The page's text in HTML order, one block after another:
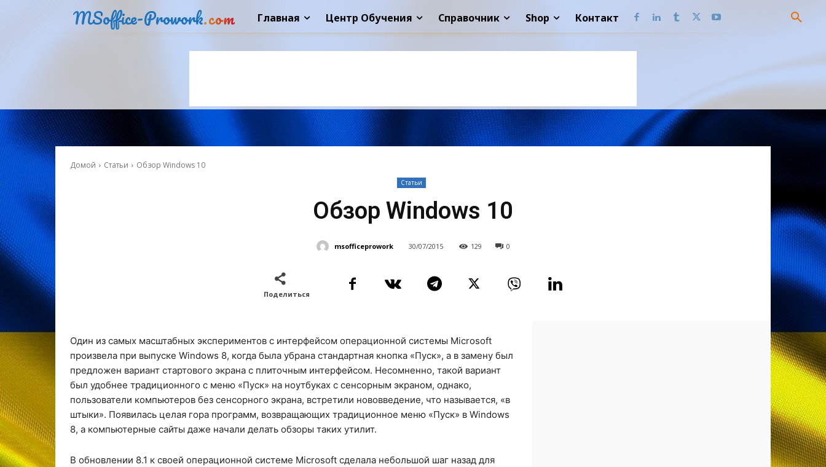
MSoffice-Prowork.com Главная Центр Обучения Справочник Shop Контакт
Домой Статьи Обзор Windows 10
Статьи
Обзор Windows 10
msofficeprowork 30/07/2015 129 0
Поделиться
Один из самых масштабных экспериментов с интерфейсом операционной системы Microsoft
произвела при выпуске Windows 8, когда была убрана стандартная кнопка «Пуск», а в замену был
предложен вариант стартового экрана с плиточным интерфейсом. Несомненно, такой вариант
был удобнее традиционного с меню «Пуск» на ноутбуках с сенсорным экраном, однако,
пользователи компьютеров без сенсорного экрана, встретили нововведение, что называется, «в
штыки». Появилась целая гора программ, возвращающих традиционное меню «Пуск» в Windows
8, а компьютерные сайты даже начали делать обзоры таких утилит.
В обновлении 8.1 к своей операционной системе Microsoft сделала небольшой шаг назад для